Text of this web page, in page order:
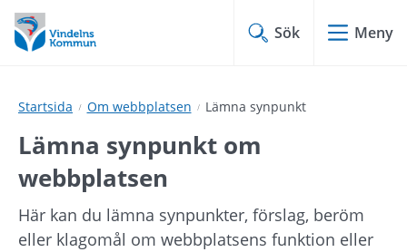
Hoppa
till
innehåll
Hoppa
till
undermeny
Sök Meny
Startsida Om webbplatsen Lämna synpunkt
Lämna synpunkt om
webbplatsen
Här kan du lämna synpunkter, förslag, beröm
eller klagomål om webbplatsens funktion eller